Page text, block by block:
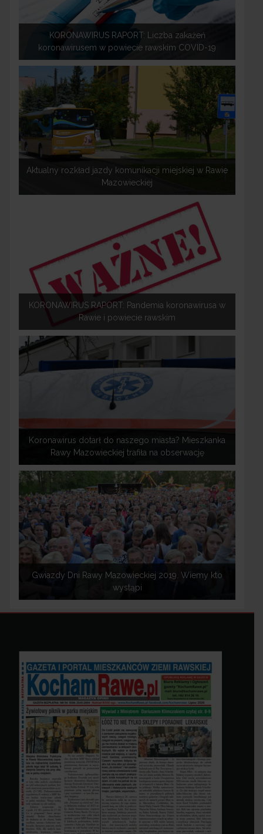
KORONAWIRUS RAPORT: Liczba zakażeń
koronawirusem w powiecie rawskim COVID-19
Aktualny rozkład jazdy komunikacji miejskiej w Rawie
Mazowieckiej
KORONAWIRUS RAPORT: Pandemia koronawirusa w
Rawie i powiecie rawskim
Koronawirus dotarł do naszego miasta? Mieszkanka
Rawy Mazowieckiej trafiła na obserwację
Gwiazdy Dni Rawy Mazowieckiej 2019. Wiemy kto
wystąpi